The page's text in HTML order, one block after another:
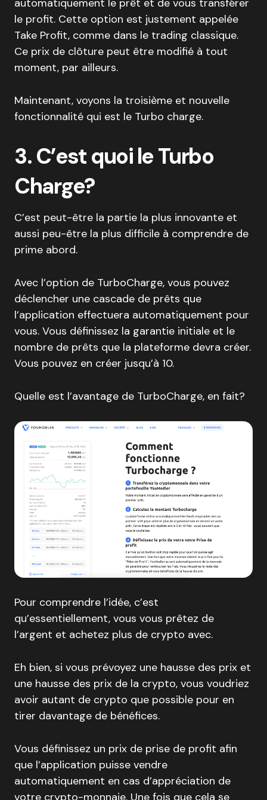
automatiquement le prêt et de vous transférer
le profit. Cette option est justement appelée
Take Profit, comme dans le trading classique.
Ce prix de clôture peut être modifié à tout
moment, par ailleurs.
Maintenant, voyons la troisième et nouvelle
fonctionnalité qui est le Turbo charge.
3. C’est quoi le Turbo
Charge?
C’est peut-être la partie la plus innovante et
aussi peu-être la plus difficile à comprendre de
prime abord.
Avec l’option de TurboCharge, vous pouvez
déclencher une cascade de prêts que
l’application effectuera automatiquement pour
vous. Vous définissez la garantie initiale et le
nombre de prêts que la plateforme devra créer.
Vous pouvez en créer jusqu’à 10.
Quelle est l’avantage de TurboCharge, en fait?
Pour comprendre l’idée, c’est
qu’essentiellement, vous vous prêtez de
l’argent et achetez plus de crypto avec.
Eh bien, si vous prévoyez une hausse des prix et
une hausse des prix de la crypto, vous voudriez
avoir autant de crypto que possible pour en
tirer davantage de bénéfices.
Vous définissez un prix de prise de profit afin
que l’application puisse vendre
automatiquement en cas d’appréciation de
votre crypto-monnaie. Une fois que cela se